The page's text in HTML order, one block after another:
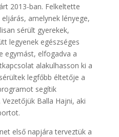
2013-ban. Felkeltette
amelynek lényege,
sérült gyerekek,
legyenek egészséges
egymást, elfogadva a
alakulhasson ki a
legfőbb éltetője a
segítik
Balla Hajni, aki
első napjára terveztük a